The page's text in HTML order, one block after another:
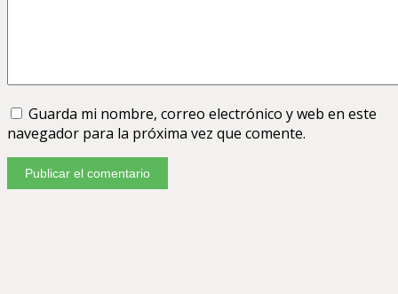
Guarda mi nombre, correo electrónico y web en este
navegador para la próxima vez que comente.